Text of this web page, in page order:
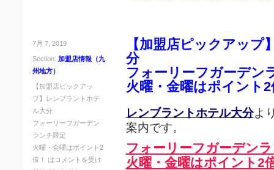
7月 7, 2019
Section: 加盟店情報（九
州地方）
【加盟店ピックアッ
プ】レンブラントホテ
ル大分
フォーリーフガーデン
ランチ限定
火曜・金曜はポイント2
倍！ は コメントを受け
【加盟店ピックアッ
分
フォーリーフガーデン
火曜・金曜はポイント2
レンブラントホテル大分よ
案内です。
フォーリーフガーデン
火曜・金曜はポイント2